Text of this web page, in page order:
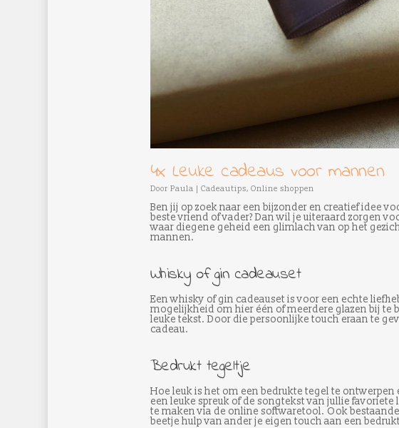
4x Leuke cadeaus voor mannen
Door Paula | Cadeautips, Online shoppen
Ben jij op zoek naar een bijzonder en creatief idee
beste vriend of vader? Dan wil je uiteraard zorgen
waar diegene geheid een glimlach van op het
mannen.
Whisky of gin cadeauset
Een whisky of gin cadeauset is voor een echte
mogelijkheid om hier één of meerdere glazen bij te
leuke tekst. Door die persoonlijke touch eraan te
cadeau.
Bedrukt tegeltje
Hoe leuk is het om een bedrukte tegel te
een leuke spreuk of de songtekst van jullie favoriete
te maken via de online softwaretool. Ook
beetje hulp van ander je eigen touch aan een